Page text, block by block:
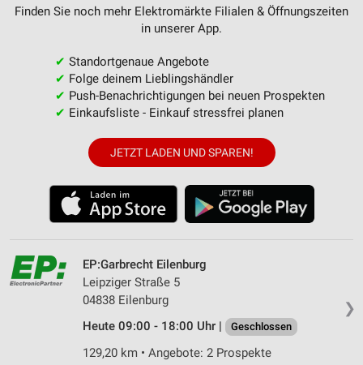
Finden Sie noch mehr Elektromärkte Filialen & Öffnungszeiten
in unserer App.
✔ Standortgenaue Angebote
✔ Folge deinem Lieblingshändler
✔ Push-Benachrichtigungen bei neuen Prospekten
✔ Einkaufsliste - Einkauf stressfrei planen
JETZT LADEN UND SPAREN!
❯
EP:Garbrecht Eilenburg
Leipziger Straße 5
04838 Eilenburg
Heute 09:00 - 18:00 Uhr |
Geschlossen
129,20 km • Angebote: 2 Prospekte